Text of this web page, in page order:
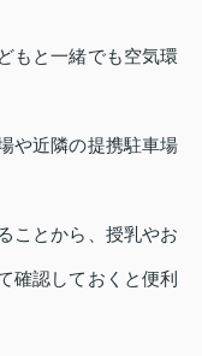
もと一緒でも空気環
や近隣の提携駐車場
ことから、授乳やお
確認しておくと便利